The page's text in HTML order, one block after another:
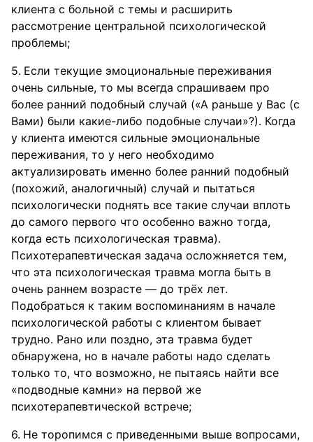
клиента с больной с темы и расширить
рассмотрение центральной психологической
проблемы;
Если текущие эмоциональные переживания
очень сильные, то мы всегда спрашиваем про
более ранний подобный случай («А раньше у Вас (с
Вами) были какие-либо подобные случаи»?). Когда
у клиента имеются сильные эмоциональные
переживания, то у него необходимо
актуализировать именно более ранний подобный
(похожий, аналогичный) случай и пытаться
психологически поднять все такие случаи вплоть
до самого первого что особенно важно тогда,
когда есть психологическая травма).
Психотерапевтическая задача осложняется тем,
что эта психологическая травма могла быть в
очень раннем возрасте — до трёх лет.
Подобраться к таким воспоминаниям в начале
психологической работы с клиентом бывает
трудно. Рано или поздно, эта травма будет
обнаружена, но в начале работы надо сделать
только то, что возможно, не пытаясь найти все
«подводные камни» на первой же
психотерапевтической встрече;
Не торопимся с приведенными выше вопросами,